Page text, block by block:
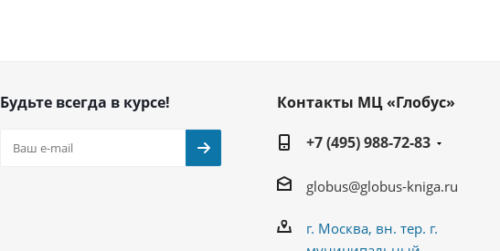
Будьте всегда в курсе!
Контакты МЦ «Глобус»
+7 (495) 988-72-83
globus@globus-kniga.ru
г. Москва, вн. тер. г.